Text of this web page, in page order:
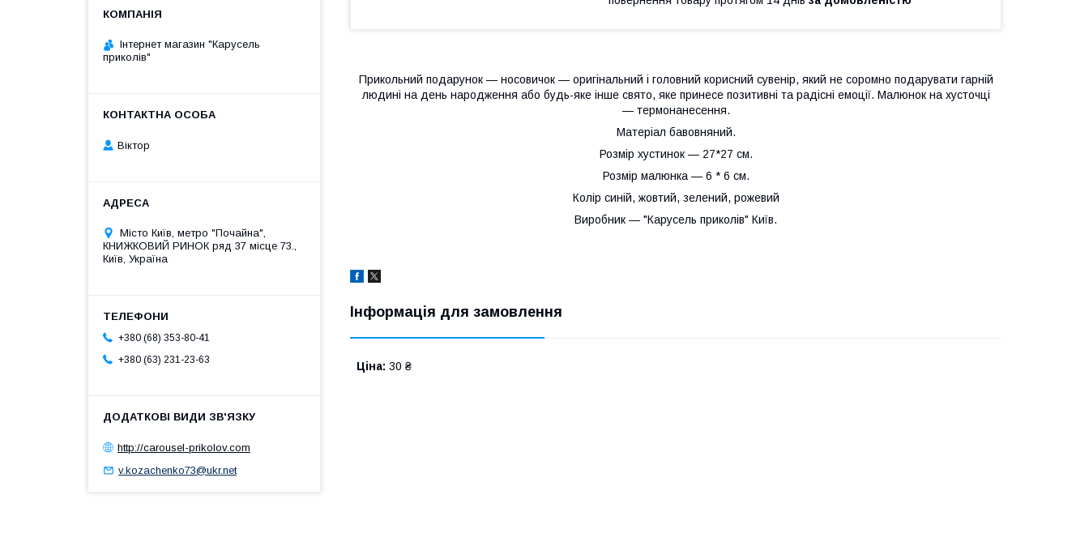
Прикольний подарунок — носовичок — оригінальний і головний корисний сувенір, який не соромно подарувати гарній
людині на день народження або будь-яке інше свято, яке принесе позитивні та радісні емоції. Малюнок на хусточці
— термонанесення.
Матеріал бавовняний.
Розмір хустинок — 27*27 см.
Розмір малюнка — 6 * 6 см.
Колір синій, жовтий, зелений, рожевий
Виробник — "Карусель приколів" Київ.
Інформація для замовлення
Ціна: 30 ₴
Інтернет магазин "Карусель
приколів"
Віктор
Місто Київ, метро "Почайна",
КНИЖКОВИЙ РИНОК ряд 37 місце 73.,
Київ, Україна
+380 (68) 353-80-41
+380 (63) 231-23-63
http://carousel-prikolov.com
v.kozachenko73@ukr.net